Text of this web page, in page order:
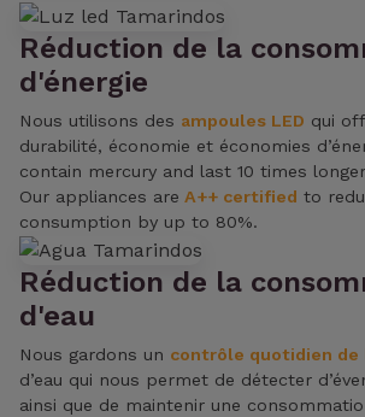
Réduction de la
d'énergie
Nous utilisons des ampoules LED qui
durabilité, économie et économies
contain mercury and last 10 times
Our appliances are A++ certified to
consumption by up to 80%.
Réduction de la
d'eau
Nous gardons un contrôle quotidien de
d’eau qui nous permet de détecter
ainsi que de maintenir une